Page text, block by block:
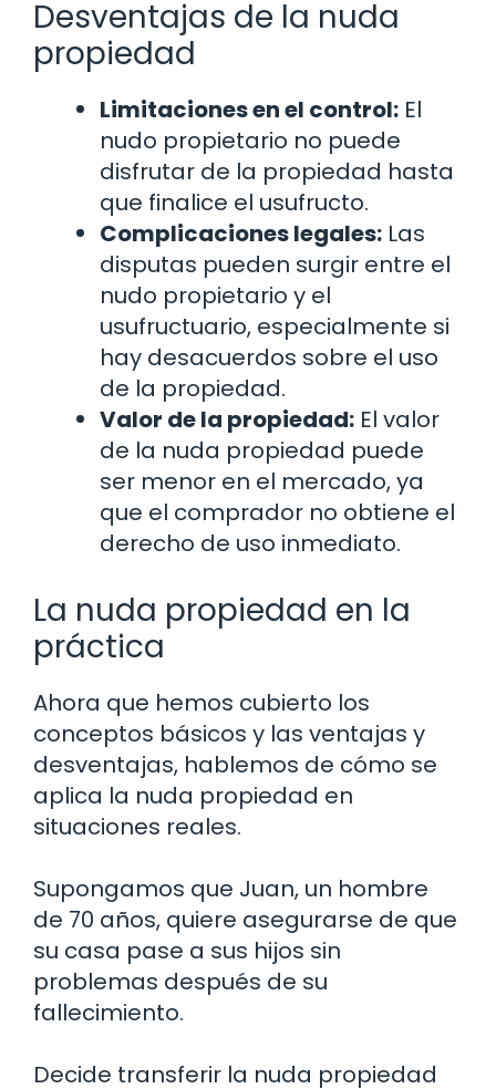
Desventajas de la nuda
propiedad
Limitaciones en el control: El
nudo propietario no puede
disfrutar de la propiedad hasta
que finalice el usufructo.
Complicaciones legales: Las
disputas pueden surgir entre el
nudo propietario y el
usufructuario, especialmente si
hay desacuerdos sobre el uso
de la propiedad.
Valor de la propiedad: El valor
de la nuda propiedad puede
ser menor en el mercado, ya
que el comprador no obtiene el
derecho de uso inmediato.
La nuda propiedad en la
práctica
Ahora que hemos cubierto los
conceptos básicos y las ventajas y
desventajas, hablemos de cómo se
aplica la nuda propiedad en
situaciones reales.
Supongamos que Juan, un hombre
de 70 años, quiere asegurarse de que
su casa pase a sus hijos sin
problemas después de su
fallecimiento.
Decide transferir la nuda propiedad